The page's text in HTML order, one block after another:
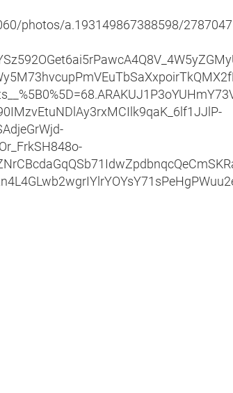
photos/a.193149867388598/